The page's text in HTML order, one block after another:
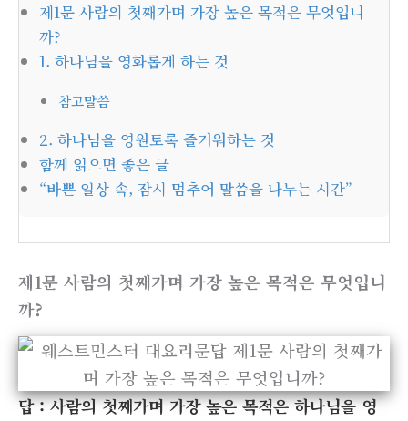
제1문 사람의 첫째가며 가장 높은 목적은 무엇입니
까?
1. 하나님을 영화롭게 하는 것
참고말씀
2. 하나님을 영원토록 즐거워하는 것
함께 읽으면 좋은 글
“바쁜 일상 속, 잠시 멈추어 말씀을 나누는 시간”
제1문 사람의 첫째가며 가장 높은 목적은 무엇입니
까?
답 : 사람의 첫째가며 가장 높은 목적은 하나님을 영